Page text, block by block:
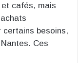
cafés, mais
certains besoins,
Ces